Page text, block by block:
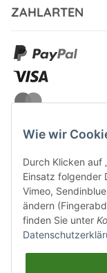
ZAHLARTEN
Wie wir
Durch Klicken auf
Einsatz folgender
Vimeo,
ändern
finden Sie unter